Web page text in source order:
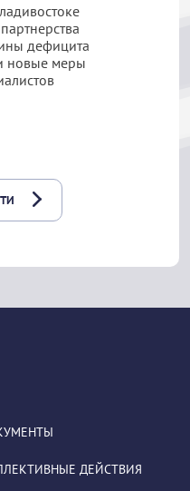
дефицита
новые меры
ДЕЙСТВИЯ